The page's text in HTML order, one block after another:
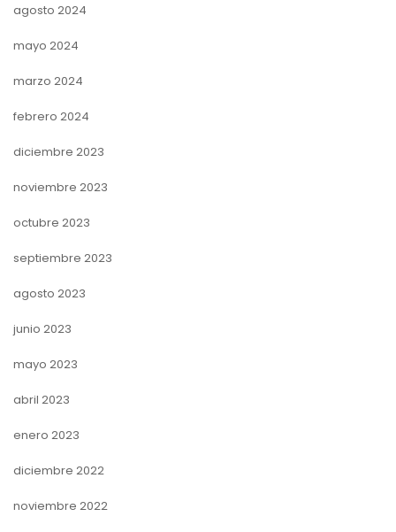
agosto 2024
mayo 2024
marzo 2024
febrero 2024
diciembre 2023
noviembre 2023
octubre 2023
septiembre 2023
agosto 2023
junio 2023
mayo 2023
abril 2023
enero 2023
diciembre 2022
noviembre 2022